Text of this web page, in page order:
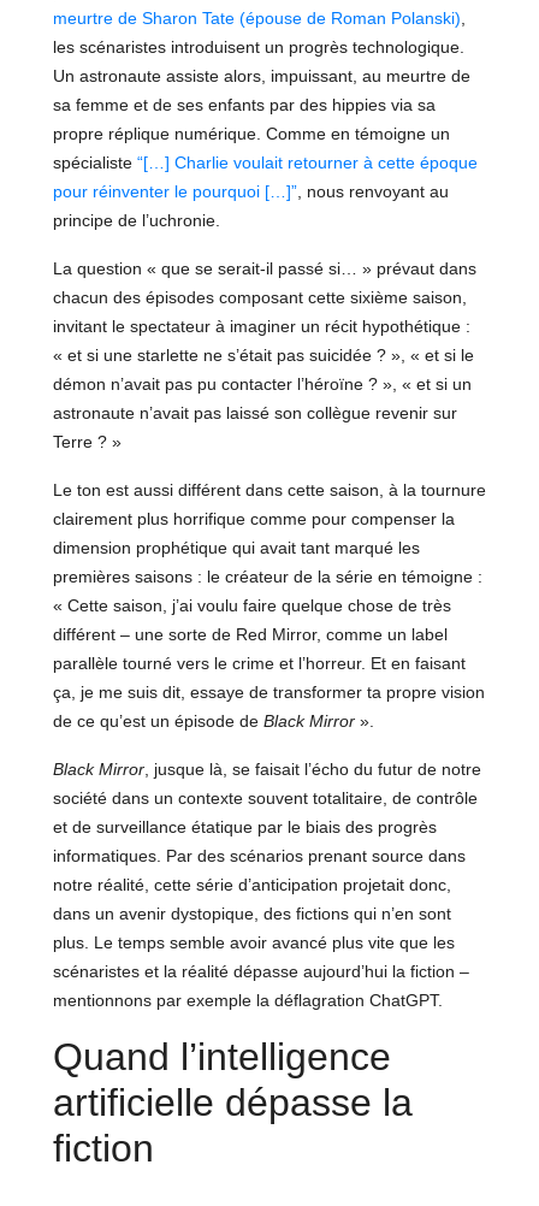
meurtre de Sharon Tate (épouse de Roman Polanski)
les scénaristes introduisent un progrès technologique.
Un astronaute assiste alors, impuissant, au meurtre de
sa femme et de ses enfants par des hippies via sa
propre réplique numérique. Comme en témoigne un
spécialiste “[…] Charlie voulait retourner à cette époque
pour réinventer le pourquoi […]” , nous renvoyant au
principe de l’uchronie.
La question « que se serait-il passé si… » prévaut dans
chacun des épisodes composant cette sixième saison,
invitant le spectateur à imaginer un récit hypothétique :
« et si une starlette ne s’était pas suicidée ? », « et si le
démon n’avait pas pu contacter l’héroïne ? », « et si un
astronaute n’avait pas laissé son collègue revenir sur
Terre ? »
Le ton est aussi différent dans cette saison, à la tournure
clairement plus horrifique comme pour compenser la
dimension prophétique qui avait tant marqué les
premières saisons : le créateur de la série en témoigne :
« Cette saison, j’ai voulu faire quelque chose de très
différent – une sorte de Red Mirror, comme un label
parallèle tourné vers le crime et l’horreur. Et en faisant
ça, je me suis dit, essaye de transformer ta propre vision
de ce qu’est un épisode de Black Mirror ».
Black Mirror , jusque là, se faisait l’écho du futur de notre
société dans un contexte souvent totalitaire, de contrôle
et de surveillance étatique par le biais des progrès
informatiques. Par des scénarios prenant source dans
notre réalité, cette série d’anticipation projetait donc,
dans un avenir dystopique, des fictions qui n’en sont
plus. Le temps semble avoir avancé plus vite que les
scénaristes et la réalité dépasse aujourd’hui la fiction –
mentionnons par exemple la déflagration ChatGPT.
Quand l’intelligence
artificielle dépasse la
fiction